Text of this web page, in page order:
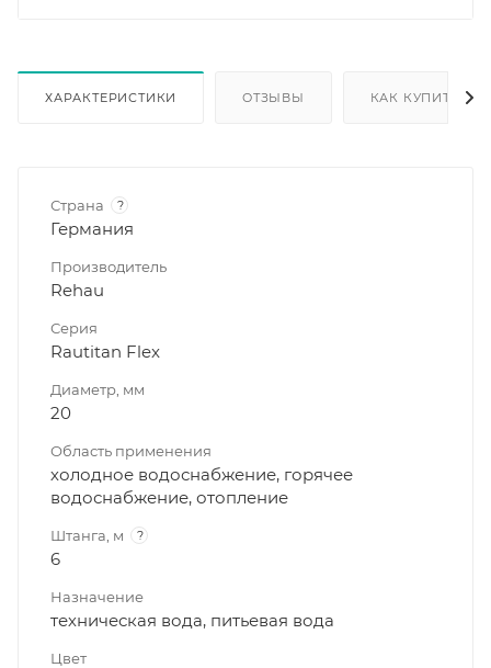
ХАРАКТЕРИСТИКИ ОТЗЫВЫ КАК КУПИТЬ
Страна ?
Германия
Производитель
Rehau
Серия
Rautitan Flex
Диаметр, мм
20
Область применения
холодное водоснабжение, горячее
водоснабжение, отопление
Штанга, м ?
6
Назначение
техническая вода, питьевая вода
Цвет